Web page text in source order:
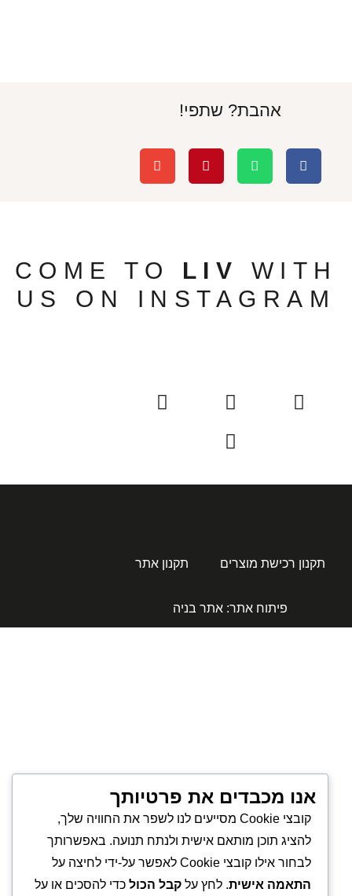
אהבת? שתפי!
COME TO LIV WITH
US ON INSTAGRAM
תקנון רכישת מוצרים תקנון אתר
פיתוח אתר: אתר בניה
אנו מכבדים את פרטיותך
קובצי Cookie מסייעים לנו לשפר את החוויה שלך,
להציג תוכן מותאם אישית ולנתח תנועה. באפשרותך
לבחור אילו קובצי Cookie לאפשר על-ידי לחיצה על
התאמה אישית. לחץ על קבל הכולכדי להסכים או על